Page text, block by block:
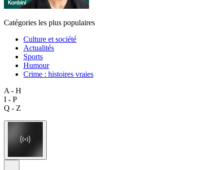
Catégories les plus populaires
Culture et société
Actualités
Sports
Humour
Crime : histoires vraies
A - H
I - P
Q - Z